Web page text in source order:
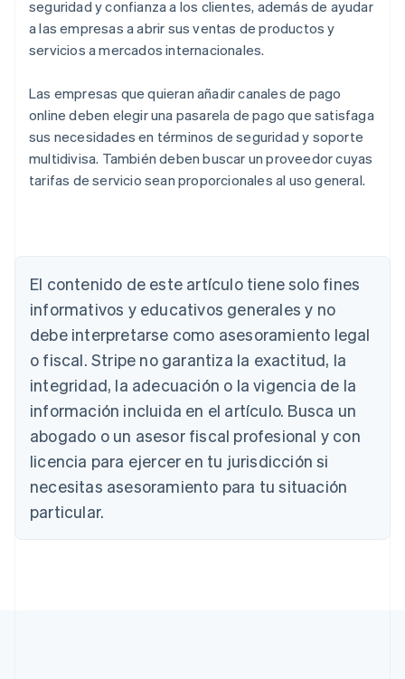
seguridad y confianza a los clientes, además de ayudar
a las empresas a abrir sus ventas de productos y
servicios a mercados internacionales.
Las empresas que quieran añadir canales de pago
online deben elegir una pasarela de pago que satisfaga
sus necesidades en términos de seguridad y soporte
multidivisa. También deben buscar un proveedor cuyas
tarifas de servicio sean proporcionales al uso general.
El contenido de este artículo tiene solo fines
informativos y educativos generales y no
debe interpretarse como asesoramiento legal
o fiscal. Stripe no garantiza la exactitud, la
integridad, la adecuación o la vigencia de la
información incluida en el artículo. Busca un
abogado o un asesor fiscal profesional y con
licencia para ejercer en tu jurisdicción si
necesitas asesoramiento para tu situación
particular.
Alemania
DeutschEnglish
Australia
Austria
DeutschEnglish
Bélgica
Nederlands FrançaisDeutsch English
Brasil
Português English
Bulgaria
English
Canadá
China continental